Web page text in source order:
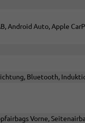
Android Auto, Apple
Bluetooth,
Vorne,